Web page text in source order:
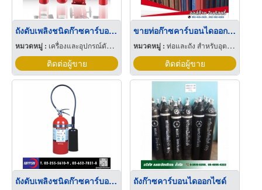
ถังดับเพลิงชนิดก๊าซคาร์บอนไดออกไซด์
หมวดหมู่ : เครื่องและอุปกรณ์ดับเพลิง
ติดต่อผู้ขาย
ขายท่อก๊าซคาร์บอนไดออกไซด์
หมวดหมู่ :ท่อและถัง สำหรับอุตสาหกรรมและเวชกรรมแก๊ส
ติดต่อผู้ขาย
ถังดับเพลิงชนิดก๊าซคาร์บอนไดออกไซด์ (Co2) ถังก๊าซคาร์บอนไดออกไซด์